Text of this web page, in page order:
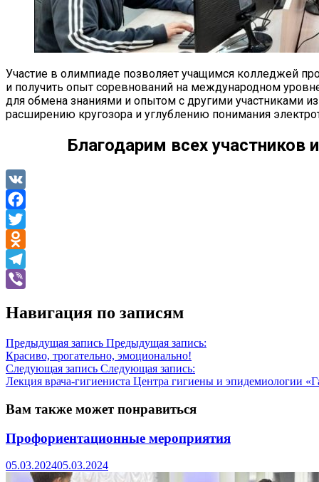
Участие в олимпиаде позволяет учащимся колледжей
и получить опыт соревнований на международном
для обмена знаниями и опытом с другими участниками из
расширению кругозора и углублению понимания
Благодарим всех участников
VK
Facebook
Twitter
Odnoklassniki
Telegram
Навигация по записям
Предыдущая запись Предыдущая запись:
Красиво, трогательно, эмоционально!
Следующая запись Следующая запись:
Лекция врача-гигиениста Центра гигиены и эпидемиологии
Вам также может понравиться
Профориентационные мероприятия
05.03.202405.03.2024